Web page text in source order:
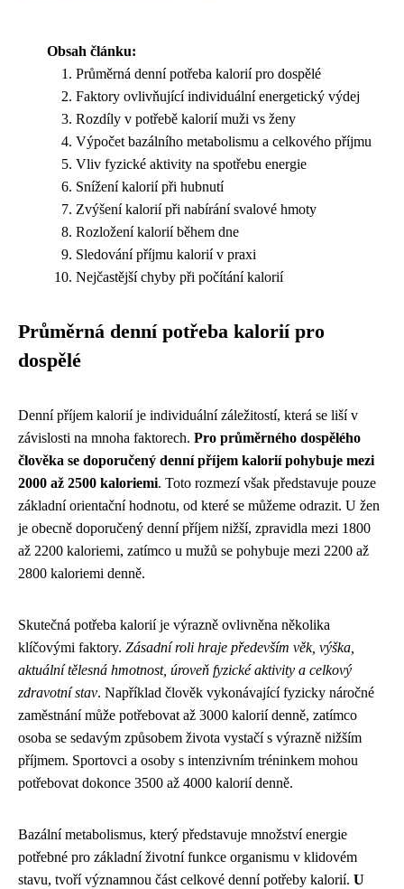
Obsah článku:
Průměrná denní potřeba kalorií pro dospělé
Faktory ovlivňující individuální energetický výdej
Rozdíly v potřebě kalorií muži vs ženy
Výpočet bazálního metabolismu a celkového příjmu
Vliv fyzické aktivity na spotřebu energie
Snížení kalorií při hubnutí
Zvýšení kalorií při nabírání svalové hmoty
Rozložení kalorií během dne
Sledování příjmu kalorií v praxi
Nejčastější chyby při počítání kalorií
Průměrná denní potřeba kalorií pro
dospělé
Denní příjem kalorií je individuální záležitostí, která se liší v
závislosti na mnoha faktorech. Pro průměrného dospělého
člověka se doporučený denní příjem kalorií pohybuje mezi
2000 až 2500 kaloriemi. Toto rozmezí však představuje pouze
základní orientační hodnotu, od které se můžeme odrazit. U žen
je obecně doporučený denní příjem nižší, zpravidla mezi 1800
až 2200 kaloriemi, zatímco u mužů se pohybuje mezi 2200 až
2800 kaloriemi denně.
Skutečná potřeba kalorií je výrazně ovlivněna několika
klíčovými faktory. Zásadní roli hraje především věk, výška,
aktuální tělesná hmotnost, úroveň fyzické aktivity a celkový
zdravotní stav. Například člověk vykonávající fyzicky náročné
zaměstnání může potřebovat až 3000 kalorií denně, zatímco
osoba se sedavým způsobem života vystačí s výrazně nižším
příjmem. Sportovci a osoby s intenzivním tréninkem mohou
potřebovat dokonce 3500 až 4000 kalorií denně.
Bazální metabolismus, který představuje množství energie
potřebné pro základní životní funkce organismu v klidovém
stavu, tvoří významnou část celkové denní potřeby kalorií. U